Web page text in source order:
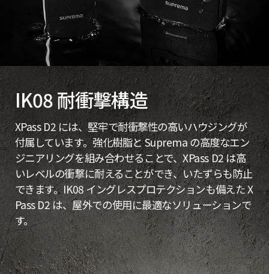
IK08 耐衝撃構造
XPass D2 には、堅牢で耐衝撃性の高いハウジングが
付属しています。強化樹脂と Suprema の高度なエン
ジニアリングを組み合わせることで、XPass D2 は高
いレベルの衝撃に耐えることができ、いたずらも防止
できます。IK08 イングレスプロテクションも備えた X
Pass D2 は、屋外での使用に最適なソリューションで
す。